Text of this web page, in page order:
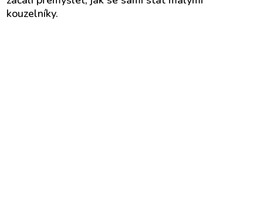
kouzelníky.